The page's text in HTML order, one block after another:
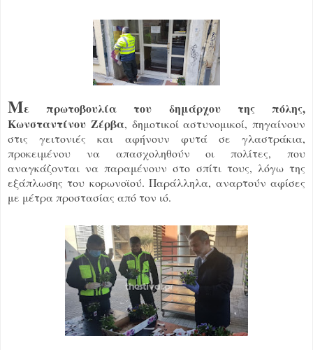
Με πρωτοβουλία του δημάρχου της πόλης,
Κωνσταντίνου Ζέρβα, δημοτικοί αστυνομικοί, πηγαίνουν
στις γειτονιές και αφήνουν φυτά σε γλαστράκια,
προκειμένου να απασχοληθούν οι πολίτες, που
αναγκάζονται να παραμένουν στο σπίτι τους, λόγω της
εξάπλωσης του κορωνοϊού. Παράλληλα, αναρτούν αφίσες
με μέτρα προστασίας από τον ιό.